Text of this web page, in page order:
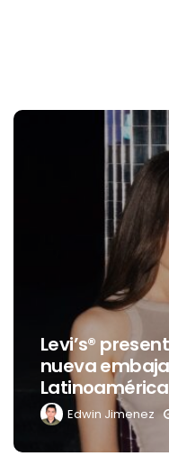
Levi’s®
nueva
Latinoamérica
Edwin Jimenez